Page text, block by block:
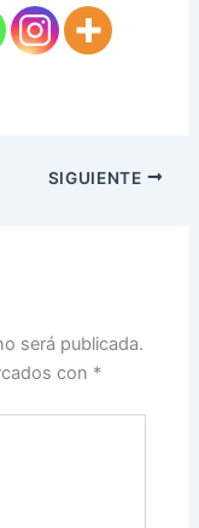
SIGUIENTE
será publicada.
con *